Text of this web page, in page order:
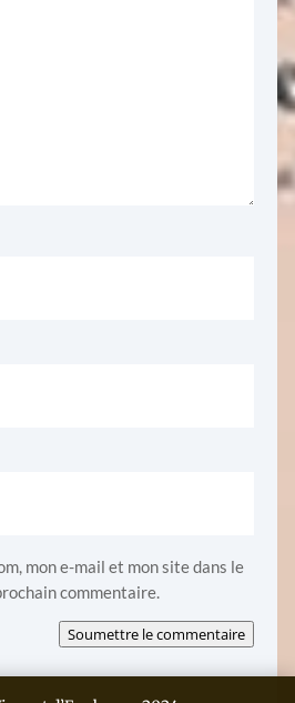
mon e-mail et mon site dans le
commentaire.
Soumettre le commentaire